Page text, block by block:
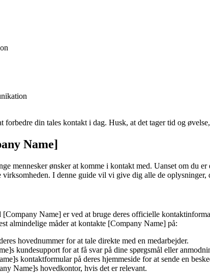
forbedre din tales kontakt i dag. Husk, at det tager tid og
Name]
mennesker ønsker at komme i kontakt med. Uanset om du
I denne guide vil vi give dig alle de
Name] er ved at bruge deres officielle
almindelige måder at kontakte [Company Name] på:
hovednummer for at tale direkte med en medarbejder.
kundesupport for at få svar på dine spørgsmål eller
kontaktformular på deres hjemmeside for at sende en
Name]s hovedkontor, hvis det er relevant.